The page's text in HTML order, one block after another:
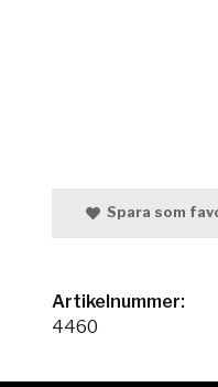
Spara som
Artikelnummer:
4460